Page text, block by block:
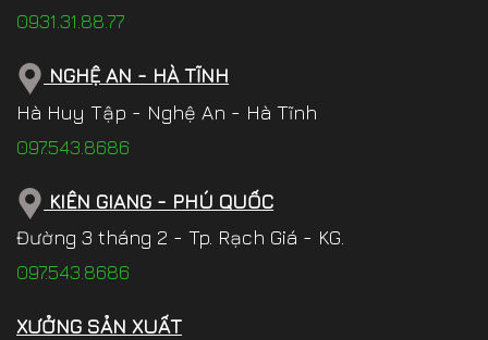
0931.31.88.77
NGHỆ AN - HÀ TĨNH
Hà Huy Tập - Nghệ An - Hà Tĩnh
097.543.8686
KIÊN GIANG - PHÚ QUỐC
Đường 3 tháng 2 - Tp. Rạch Giá - KG.
097.543.8686
XƯỞNG SẢN XUẤT